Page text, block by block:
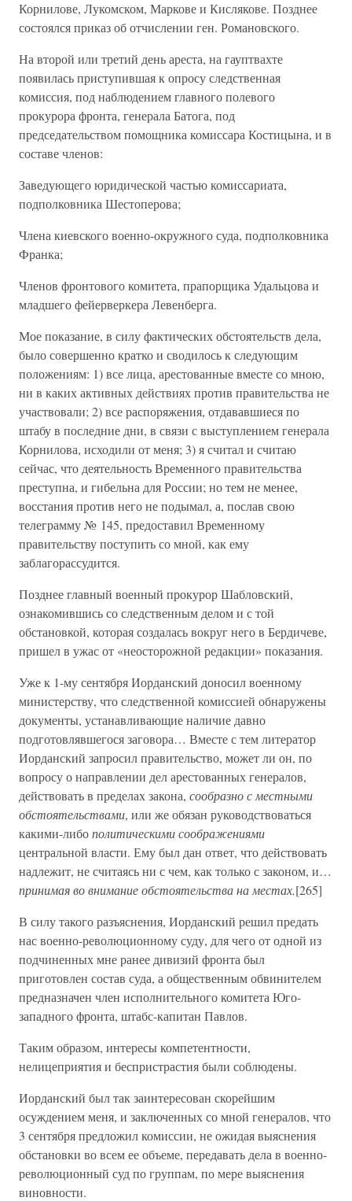
Корнилове, Лукомском, Маркове и Кислякове. Позднее
состоялся приказ об отчислении ген. Романовского.
На второй или третий день ареста, на гауптвахте
появилась приступившая к опросу следственная
комиссия, под наблюдением главного полевого
прокурора фронта, генерала Батога, под
председательством помощника комиссара Костицына, и в
составе членов:
Заведующего юридической частью комиссариата,
подполковника Шестоперова;
Члена киевского военно-окружного суда, подполковника
Франка;
Членов фронтового комитета, прапорщика Удальцова и
младшего фейерверкера Левенберга.
Мое показание, в силу фактических обстоятельств дела,
было совершенно кратко и сводилось к следующим
положениям: 1) все лица, арестованные вместе со мною,
ни в каких активных действиях против правительства не
участвовали; 2) все распоряжения, отдававшиеся по
штабу в последние дни, в связи с выступлением генерала
Корнилова, исходили от меня; 3) я считал и считаю
сейчас, что деятельность Временного правительства
преступна, и гибельна для России; но тем не менее,
восстания против него не подымал, а, послав свою
телеграмму № 145, предоставил Временному
правительству поступить со мной, как ему
заблагорассудится.
Позднее главный военный прокурор Шабловский,
ознакомившись со следственным делом и с той
обстановкой, которая создалась вокруг него в Бердичеве,
пришел в ужас от «неосторожной редакции» показания.
Уже к 1-му сентября Иорданский доносил военному
министерству, что следственной комиссией обнаружены
документы, устанавливающие наличие давно
подготовлявшегося заговора… Вместе с тем литератор
Иорданский запросил правительство, может ли он, по
вопросу о направлении дел арестованных генералов,
действовать в пределах закона, сообразно с местными
обстоятельствами, или же обязан руководствоваться
какими-либополитическими соображениями
центральной власти. Ему был дан ответ, что действовать
надлежит, не считаясь ни с чем, как только с законом, и…
принимая во внимание обстоятельства на местах.[265]
В силу такого разъяснения, Иорданский решил предать
нас военно-революционному суду, для чего от одной из
подчиненных мне ранее дивизий фронта был
приготовлен состав суда, а общественным обвинителем
предназначен член исполнительного комитета Юго-
западного фронта, штабс-капитан Павлов.
Таким образом, интересы компетентности,
нелицеприятия и беспристрастия были соблюдены.
Иорданский был так заинтересован скорейшим
осуждением меня, и заключенных со мной генералов, что
3 сентября предложил комиссии, не ожидая выяснения
обстановки во всем ее объеме, передавать дела в военно-
революционный суд по группам, по мере выяснения
виновности.